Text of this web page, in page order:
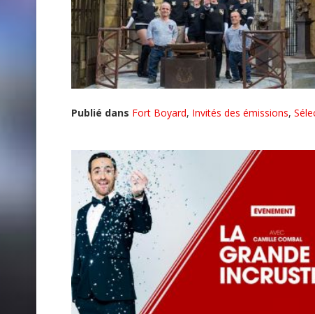
Publié dans Fort Boyard, Invités des émissions,